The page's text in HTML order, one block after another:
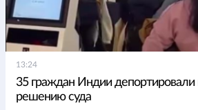
13:24
35 граждан Индии
решению суда